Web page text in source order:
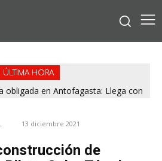
ÚLTIMA HORA
obligada en Antofagasta: Llega con
13 diciembre 2021
de